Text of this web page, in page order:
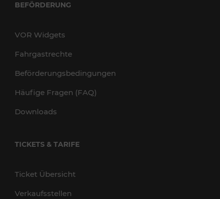
BEFÖRDERUNG
VOR Widgets
Fahrgastrechte
Beförderungsbedingungen
Häufige Fragen (FAQ)
Downloads
TICKETS & TARIFE
Ticket Übersicht
Verkaufsstellen